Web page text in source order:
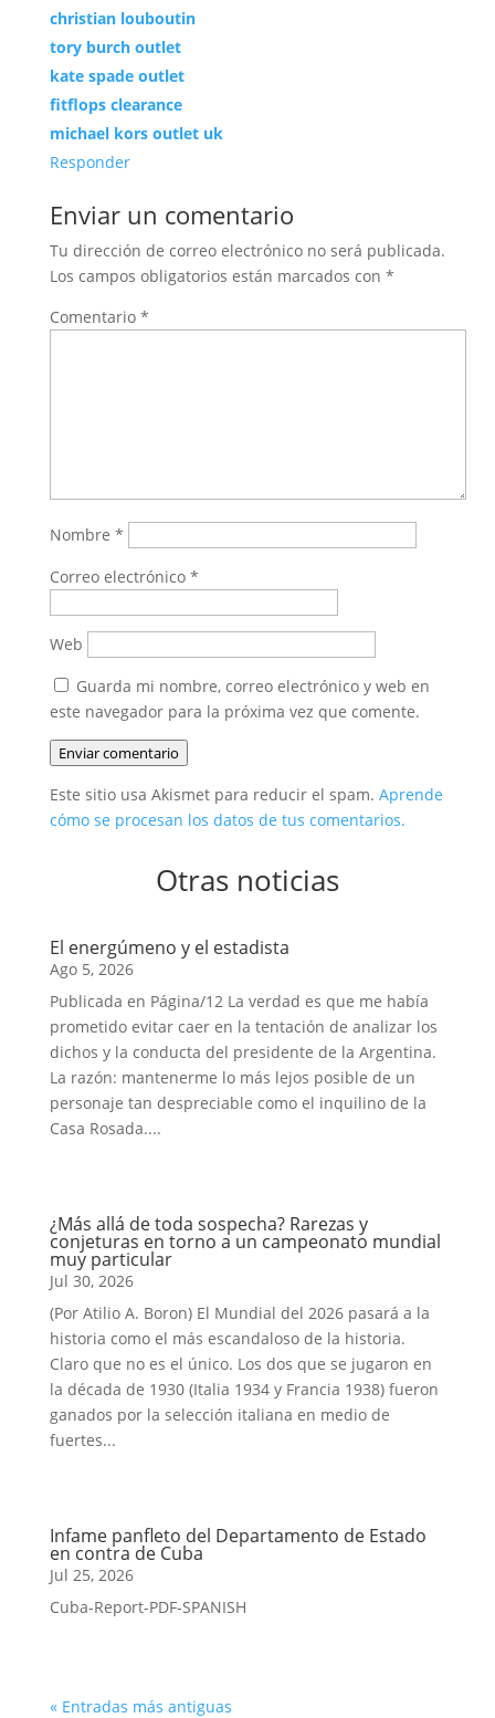
christian louboutin
tory burch outlet
kate spade outlet
fitflops clearance
michael kors outlet uk
Responder
Enviar un comentario
Tu dirección de correo electrónico no será publicada.
Los campos obligatorios están marcados con *
Comentario *
Nombre *
Correo electrónico *
Web
Guarda mi nombre, correo electrónico y web en
este navegador para la próxima vez que comente.
Enviar comentario
Este sitio usa Akismet para reducir el spam. Aprende
cómo se procesan los datos de tus comentarios.
Otras noticias
El energúmeno y el estadista
Ago 5, 2026
Publicada en Página/12 La verdad es que me había
prometido evitar caer en la tentación de analizar los
dichos y la conducta del presidente de la Argentina.
La razón: mantenerme lo más lejos posible de un
personaje tan despreciable como el inquilino de la
Casa Rosada....
¿Más allá de toda sospecha? Rarezas y
conjeturas en torno a un campeonato mundial
muy particular
Jul 30, 2026
(Por Atilio A. Boron) El Mundial del 2026 pasará a la
historia como el más escandaloso de la historia.
Claro que no es el único. Los dos que se jugaron en
la década de 1930 (Italia 1934 y Francia 1938) fueron
ganados por la selección italiana en medio de
fuertes...
Infame panfleto del Departamento de Estado
en contra de Cuba
Jul 25, 2026
Cuba-Report-PDF-SPANISH
« Entradas más antiguas